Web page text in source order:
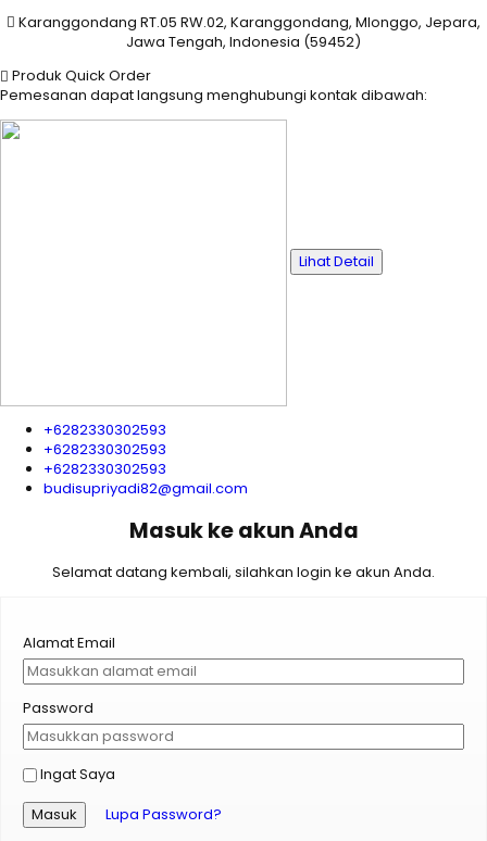
Karanggondang RT.05 RW.02, Karanggondang, Mlonggo, Jepara,
Jawa Tengah, Indonesia (59452)
Produk Quick Order
Pemesanan dapat langsung menghubungi kontak dibawah:
Lihat Detail
+6282330302593
+6282330302593
+6282330302593
budisupriyadi82@gmail.com
Masuk ke akun Anda
Selamat datang kembali, silahkan login ke akun Anda.
Alamat Email
Password
Ingat Saya
Masuk
Lupa Password?